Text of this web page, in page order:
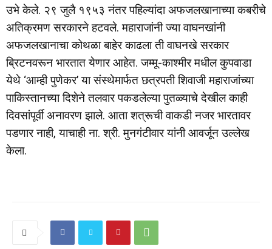
उभे केले. २९ जुलै १९५३ नंतर पहिल्यांदा अफजलखानाच्या कबरीचे
अतिक्रमण सरकारने हटवले. महाराजांनी ज्या वाघनखांनी
अफजलखानाचा कोथळा बाहेर काढला ती वाघनखे सरकार
ब्रिटनवरून भारतात येणार आहेत. जम्मू-काश्मीर मधील कुपवाडा
येथे ‘आम्ही पुणेकर’ या संस्थेमार्फत छत्रपती शिवाजी महाराजांच्या
पाकिस्तानच्या दिशेने तलवार पकडलेल्‍या पुतळ्याचे देखील काही
दिवसांपूर्वी अनावरण झाले. आता शत्रूची वाकडी नजर भारतावर
पडणार नाही, याचाही ना. श्री. मुनगंटीवार यांनी आवर्जून उल्लेख
केला.